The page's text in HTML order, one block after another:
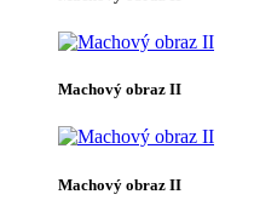
Machový obraz II
Machový obraz II